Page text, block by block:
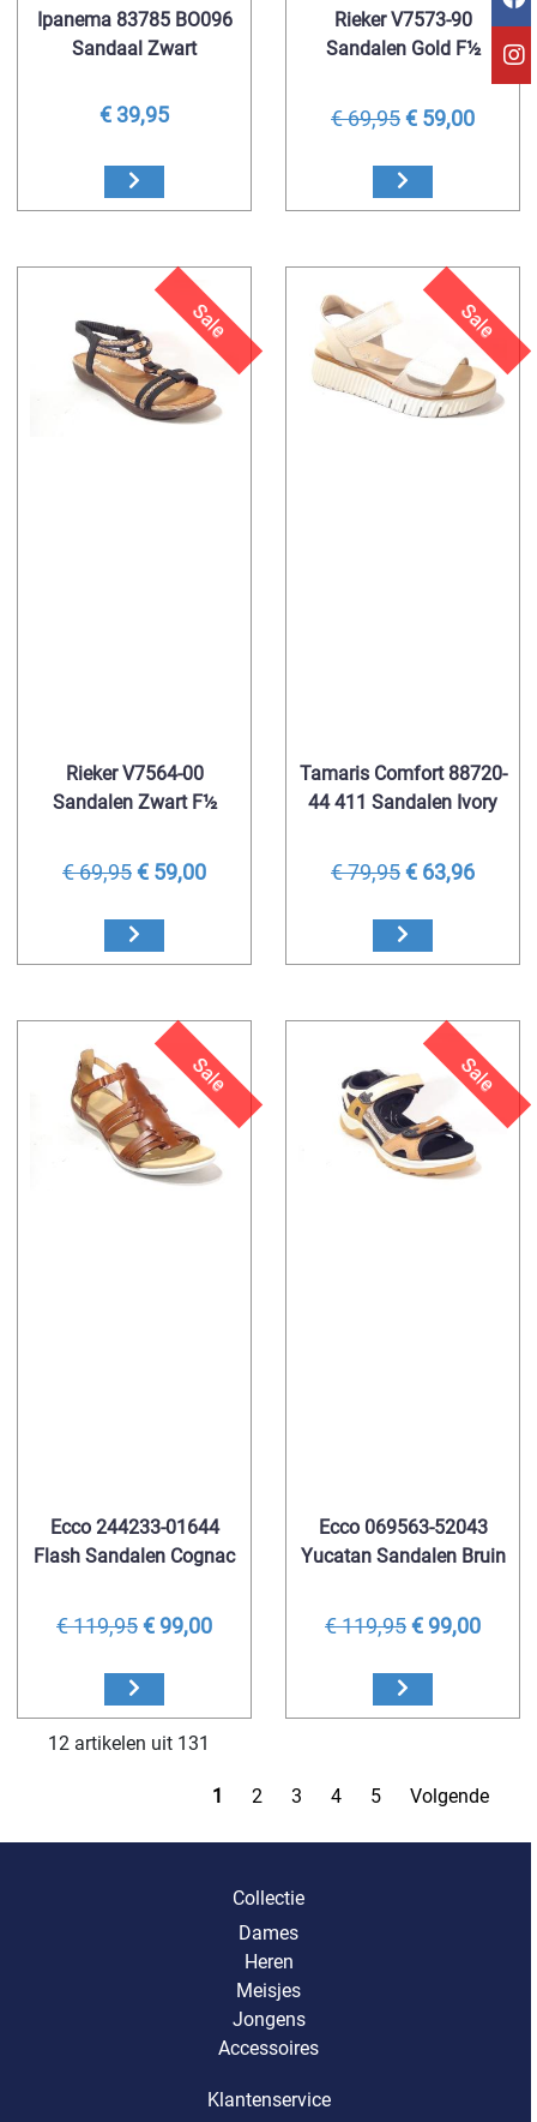
Ipanema 83785 BO096
Sandaal Zwart
€ 39,95
Rieker V7573-90
Sandalen Gold F½
€ 69,95€ 59,00
Sale
Rieker V7564-00
Sandalen Zwart F½
€ 69,95€ 59,00
Sale
Tamaris Comfort 88720-
44 411 Sandalen Ivory
€ 79,95€ 63,96
Sale
Ecco 244233-01644
Flash Sandalen Cognac
€ 119,95€ 99,00
Sale
Ecco 069563-52043
Yucatan Sandalen Bruin
€ 119,95€ 99,00
12 artikelen uit 131
1 2 3 4 5 Volgende
Collectie
Dames
Heren
Meisjes
Jongens
Accessoires
Klantenservice